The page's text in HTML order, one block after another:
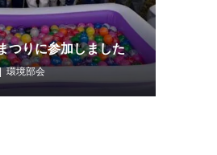
つりに参加しました
環境部会